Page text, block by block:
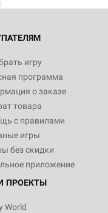
игру
программа
о заказе
товара
с правилами
игры
без скидки
приложение
ПРОЕКТЫ
World